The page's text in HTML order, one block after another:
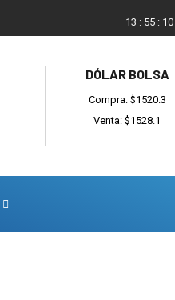
13 : 55 : 11
DÓLAR BOLSA
Compra: $1520.3
Venta: $1528.1